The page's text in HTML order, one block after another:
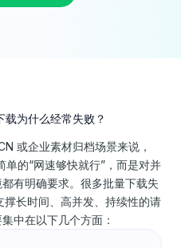
为什么经常失败？
或企业素材归档场景来说，
的“网速够快就行”，而是对并
有明确要求。很多批量下载失
长时间、高并发、持续性的请
中在以下几个方面：